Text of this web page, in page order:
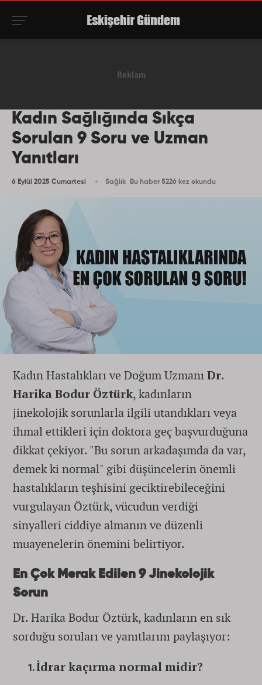
Kadın Sağlığında Sıkça
Sorulan 9 Soru ve Uzman
Yanıtları
6 Eylül 2025 Cumartesi Sağlık Bu haber 5226 kez okundu
Kadın Hastalıkları ve Doğum UzmanıDr.
Harika Bodur Öztürk, kadınların
jinekolojik sorunlarla ilgili utandıkları veya
ihmal ettikleri için doktora geç başvurduğuna
dikkat çekiyor. "Bu sorun arkadaşımda da var,
demek ki normal" gibi düşüncelerin önemli
hastalıkların teşhisini geciktirebileceğini
vurgulayan Öztürk, vücudun verdiği
sinyalleri ciddiye almanın ve düzenli
muayenelerin önemini belirtiyor.
En Çok Merak Edilen 9 Jinekolojik
Sorun
Dr. Harika Bodur Öztürk, kadınların en sık
sorduğu soruları ve yanıtlarını paylaşıyor:
İdrar kaçırma normal midir?